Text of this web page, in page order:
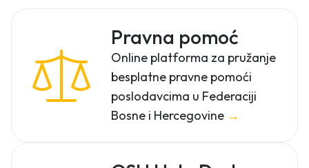
Pravna pomoć
Online platforma za pružanje
besplatne pravne pomoći
poslodavcima u Federaciji
Bosne i Hercegovine →